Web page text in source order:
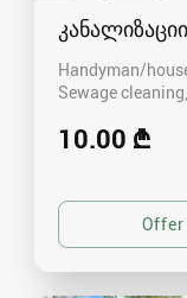
Handyman/
Sewage cleaning
10.00 ₾